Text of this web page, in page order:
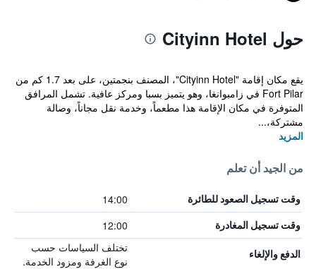
حول Cityinn Hotel
يقع مكان إقامة "Cityinn Hotel"، المصنف بنجمتين، على بعد 1.7 كم من
Fort Pilar في زامبوانغا، وهو يتميز بسبا ومركز عافية. تشمل المرافق
المتوفرة في مكان الإقامة هذا مطعماً، وخدمة نقل مجاناً، وصالة
مشتركة،...
المزيد
من الجيد أن تعلم
وقت تسجيل الصعود للطائرة 14:00
وقت تسجيل المغادرة 12:00
الدفع والإلغاء
تختلف السياسات حسب
نوع الغرفة ومزود الخدمة.